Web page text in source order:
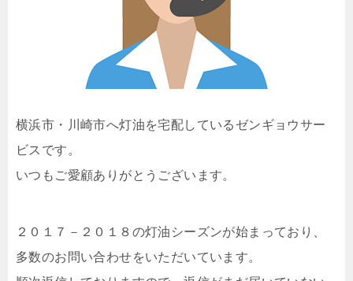
横浜市・川崎市へ灯油を宅配しているゼンギョウサー
ビスです。
いつもご愛顧ありがとうございます。
２０１７－２０１８の灯油シーズンが始まっており、
多数のお問い合わせをいただいています。